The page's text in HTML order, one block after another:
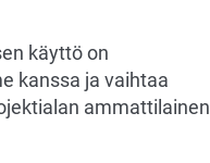
käyttö on
kanssa ja vaihtaa
ammattilainen